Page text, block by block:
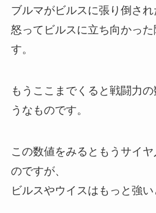
ブルマがビルスに張り倒され
怒ってビルスに立ち向かっ
す。
もうここまでくると戦闘力
うなものです。
この数値をみるともうサイ
のですが、
ビルスやウイスはもっと強い